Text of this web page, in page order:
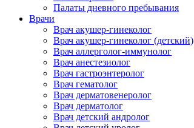
Палаты дневного пребывания
Врачи
Врач акушер-гинеколог
Врач акушер-гинеколог (детский)
Врач аллерголог-иммунолог
Врач анестезиолог
Врач гастроэнтеролог
Врач гематолог
Врач дерматовенеролог
Врач дерматолог
Врач детский андролог